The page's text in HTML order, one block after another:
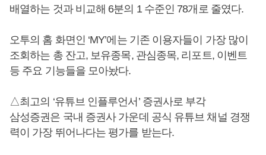
배열하는 것과 비교해 6분의 1 수준인 78개로 줄였다.
오투의 홈 화면인 ‘MY’에는 기존 이용자들이 가장 많이
조회하는 총 잔고, 보유종목, 관심종목, 리포트, 이벤트
등 주요 기능들을 모아놨다.
△최고의 ‘유튜브 인플루언서’ 증권사로 부각
삼성증권은 국내 증권사 가운데 공식 유튜브 채널 경쟁
력이 가장 뛰어나다는 평가를 받는다.